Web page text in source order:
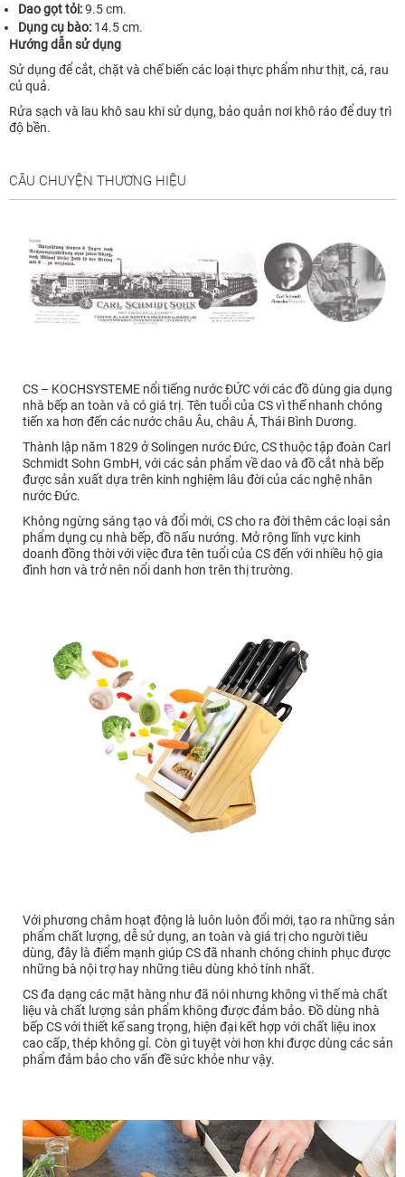
Dao gọt tỏi:9.5 cm.
Dụng cụ bào: 14.5 cm.
Hướng dẫn sử dụng
Sử dụng để cắt, chặt và chế biến các loại thực phẩm như thịt, cá, rau
củ quả.
Rửa sạch và lau khô sau khi sử dụng, bảo quản nơi khô ráo để duy trì
độ bền.
CÂU CHUYỆN THƯƠNG HIỆU
CS – KOCHSYSTEME nổi tiếng nước ĐỨC với các đồ dùng gia dụng
nhà bếp an toàn và có giá trị. Tên tuổi của CS vì thế nhanh chóng
tiến xa hơn đến các nước châu Âu, châu Á, Thái Bình Dương.
Thành lập năm 1829 ở Solingen nước Đức, CS thuộc tập đoàn Carl
Schmidt Sohn GmbH, với các sản phẩm về dao và đồ cắt nhà bếp
được sản xuất dựa trên kinh nghiệm lâu đời của các nghệ nhân
nước Đức.
Không ngừng sáng tạo và đổi mới, CS cho ra đời thêm các loại sản
phẩm dụng cụ nhà bếp, đồ nấu nướng. Mở rộng lĩnh vực kinh
doanh đồng thời với việc đưa tên tuổi của CS đến với nhiều hộ gia
đình hơn và trở nên nổi danh hơn trên thị trường.
Với phương châm hoạt động là luôn luôn đổi mới, tạo ra những sản
phẩm chất lượng, dễ sử dụng, an toàn và giá trị cho người tiêu
dùng, đây là điểm mạnh giúp CS đã nhanh chóng chinh phục được
những bà nội trợ hay những tiêu dùng khó tính nhất.
CS đa dạng các mặt hàng như đã nói nhưng không vì thế mà chất
liệu và chất lượng sản phẩm không được đảm bảo. Đồ dùng nhà
bếp CS với thiết kế sang trọng, hiện đại kết hợp với chất liệu inox
cao cấp, thép không gỉ. Còn gì tuyệt vời hơn khi được dùng các sản
phẩm đảm bảo cho vấn đề sức khỏe như vậy.